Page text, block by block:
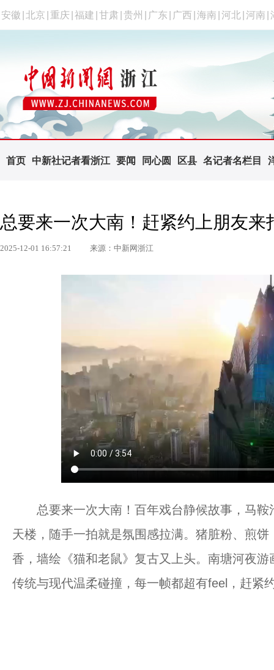
安徽 北京 重庆 福建 甘肃 贵州 广东 广西 海南 河北 河南
首页 中新社记者看浙江 要闻 同心圆 区县 名记者名栏目
总要来一次大南！赶紧约上朋友来
2025-12-01 16:57:21 来源：中新网浙江
总要来一次大南！百年戏台静候故事，马鞍
天楼，随手一拍就是氛围感拉满。猪脏粉、煎
香，墙绘《猫和老鼠》复古又上头。南塘河夜
传统与现代温柔碰撞，每一帧都超有feel，赶紧